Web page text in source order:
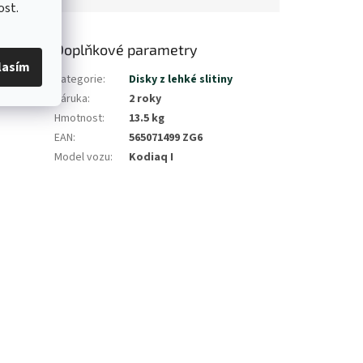
Doplňkové parametry
Kategorie:
Disky z lehké slitiny
Záruka:
2 roky
Hmotnost:
13.5 kg
EAN:
565071499 ZG6
Model vozu: Kodiaq I